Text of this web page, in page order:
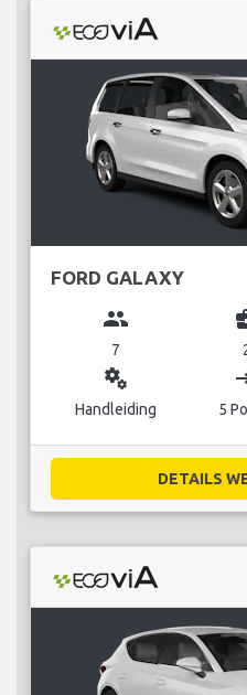
FORD GALAXY
group
7
miscellaneous_services
Handleiding 5
DETAILS